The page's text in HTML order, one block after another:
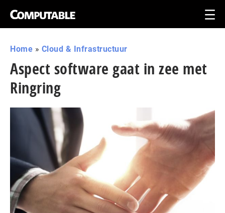
Home » Cloud & Infrastructuur
Aspect software gaat in zee met
Ringring